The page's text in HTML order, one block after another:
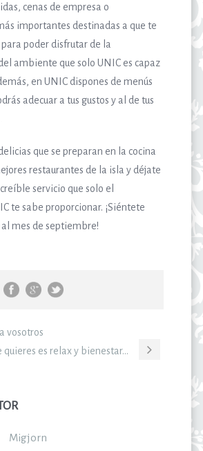
cenas de empresa o
importantes destinadas a que te
poder disfrutar de la
ambiente que solo UNIC es capaz
en UNIC dispones de menús
adecuar a tus gustos y al de tus
que se preparan en la cocina
restaurantes de la isla y déjate
servicio que solo el
te sabe proporcionar. ¡Siéntete
mes de septiembre!
vosotros
quieres es relax y bienestar…
Migjorn